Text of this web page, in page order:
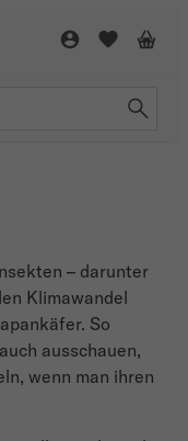
– darunter
Klimawandel
So
ausschauen,
wenn man ihren